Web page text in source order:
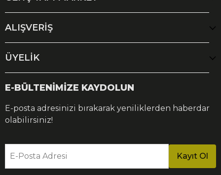
ALIŞVERİŞ
ÜYELİK
E-BÜLTENİMİZE KAYDOLUN
E-posta adresinizi bırakarak yeniliklerden haberdar
olabilirsiniz!
E-Posta Adresi Kayıt Ol